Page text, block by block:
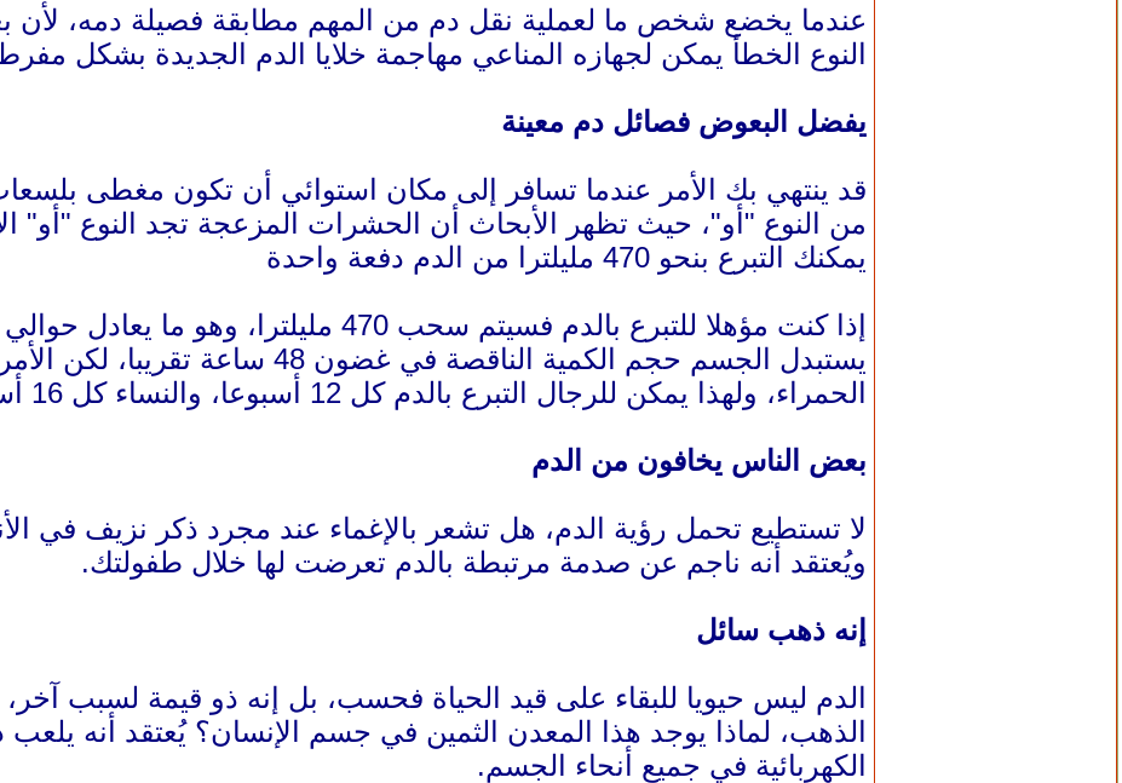
عندما يخضع شخص ما لعملية نقل دم من المهم مطابقة فصيلة دمه، لأن
النوع الخطأ يمكن لجهازه المناعي مهاجمة خلايا الدم الجديدة بشكل
يفضل البعوض فصائل دم معينة
قد ينتهي بك الأمر عندما تسافر إلى مكان استوائي أن تكون مغطى
من النوع "أو"، حيث تظهر الأبحاث أن الحشرات المزعجة تجد النوع "أو"
يمكنك التبرع بنحو 470 مليلترا من الدم دفعة واحدة
إذا كنت مؤهلا للتبرع بالدم فسيتم سحب 470 مليلترا، وهو ما يعادل حوالي 8% من حجم دم الشخص البالغ.
يستبدل الجسم حجم الكمية الناقصة في
الحمراء، ولهذا يمكن للرجال التبرع بالدم كل 12 أسبوعا، والنساء كل 16 أسبوعا.
بعض الناس يخافون من الدم
لا تستطيع تحمل رؤية الدم، هل تشعر بالإغماء عند مجرد ذكر نزيف في
ويُعتقد أنه ناجم عن صدمة مرتبطة بالدم تعرضت لها خلال طفولتك.
إنه ذهب سائل
الذهب، لماذا يوجد هذا المعدن الثمين في جسم الإنسان؟ يُعتقد أنه
الكهربائية في جميع أنحاء الجسم.